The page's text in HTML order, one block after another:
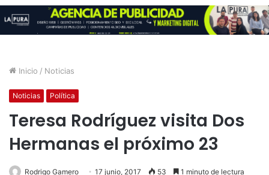
Inicio / Noticias
Noticias Política
Teresa Rodríguez visita Dos
Hermanas el próximo 23
Rodrigo Gamero 17 junio, 2017 53 1 minuto de lectura